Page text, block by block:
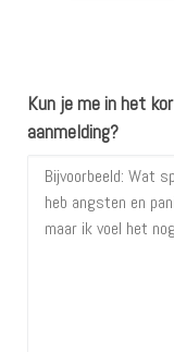
Kun je me in het
aanmelding?